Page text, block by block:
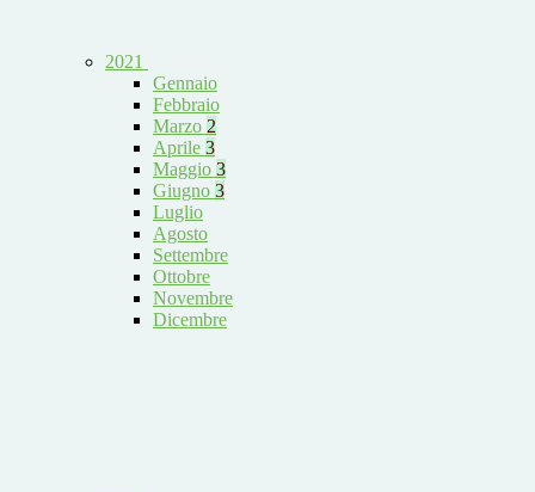
2021
Gennaio
Febbraio
Marzo 2
Aprile 3
Maggio 3
Giugno 3
Luglio
Agosto
Settembre
Ottobre
Novembre
Dicembre